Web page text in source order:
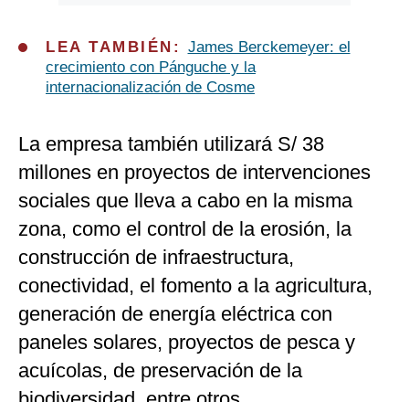
LEA TAMBIÉN: James Berckemeyer: el
crecimiento con Pánguche y la
internacionalización de Cosme
La empresa también utilizará S/ 38
millones en proyectos de intervenciones
sociales que lleva a cabo en la misma
zona, como el control de la erosión, la
construcción de infraestructura,
conectividad, el fomento a la agricultura,
generación de energía eléctrica con
paneles solares, proyectos de pesca y
acuícolas, de preservación de la